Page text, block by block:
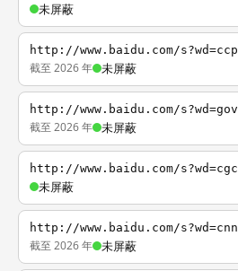
未屏蔽
http://www.baidu.com/s?wd=ccp
截至 2026 年 未屏蔽
http://www.baidu.com/s?wd=gov
截至 2026 年 未屏蔽
http://www.baidu.com/s?wd=cgc
未屏蔽
http://www.baidu.com/s?wd=cnn
截至 2026 年 未屏蔽